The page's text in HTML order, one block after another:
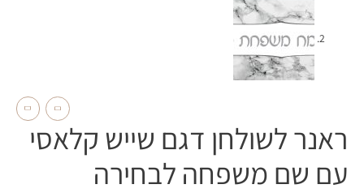
ראנר לשולחן דגם שייש קלאסי
עם שם משפחה לבחירה